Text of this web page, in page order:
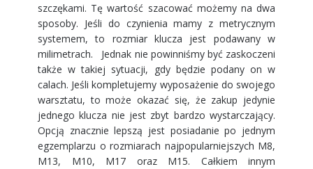
szczękami. Tę wartość szacować możemy na dwa
sposoby. Jeśli do czynienia mamy z metrycznym
systemem, to rozmiar klucza jest podawany w
milimetrach. Jednak nie powinniśmy być zaskoczeni
także w takiej sytuacji, gdy będzie podany on w
calach. Jeśli kompletujemy wyposażenie do swojego
warsztatu, to może okazać się, że zakup jedynie
jednego klucza nie jest zbyt bardzo wystarczający.
Opcją znacznie lepszą jest posiadanie po jednym
egzemplarzu o rozmiarach najpopularniejszych M8,
M13, M10, M17 oraz M15. Całkiem innym